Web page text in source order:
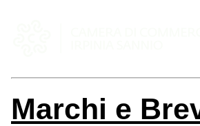
Marchi e